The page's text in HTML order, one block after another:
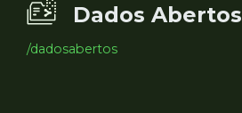
Dados Abertos
/dadosabertos